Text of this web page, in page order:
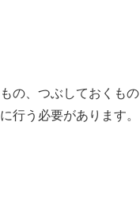
の、つぶしておくもの
行う必要があります。